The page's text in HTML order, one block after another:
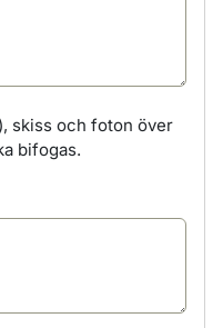
skiss och foton över
bifogas.